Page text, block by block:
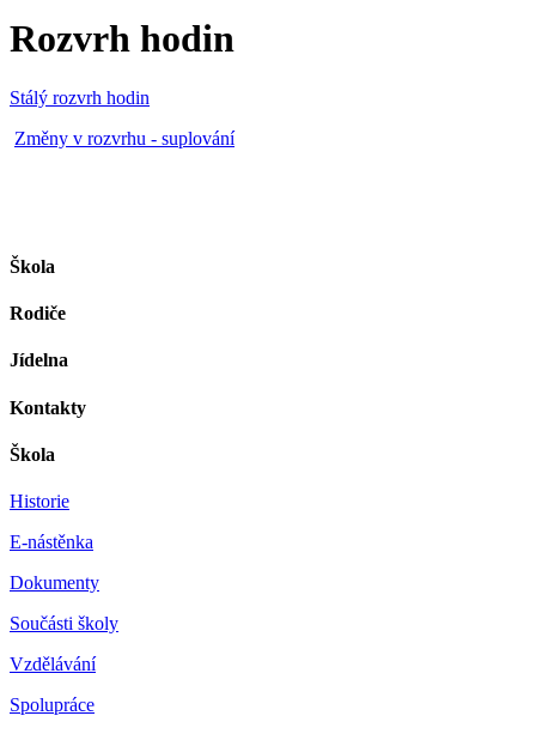
Rozvrh hodin
Stálý rozvrh hodin
Změny v rozvrhu - suplování
Škola
Rodiče
Jídelna
Kontakty
Škola
Historie
E-nástěnka
Dokumenty
Součásti školy
Vzdělávání
Spolupráce